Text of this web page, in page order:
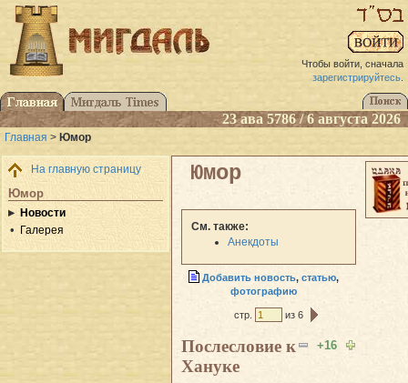
Чтобы войти, сначала
зарегистрируйтесь.
23 ава 5786 / 6 августа 2026
Главная > Юмор
На главную страницу
Юмор
Новости
Галерея
Юмор
См. также:
Анекдоты
Добавить новость,статью,
фотографию
стр. из 6
+16
Послесловие к
Хануке